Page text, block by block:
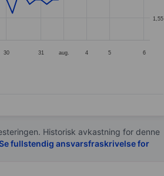
30 31 aug. 4 5 6
1,55
Historisk avkastning for denne
fullstendig ansvarsfraskrivelse for